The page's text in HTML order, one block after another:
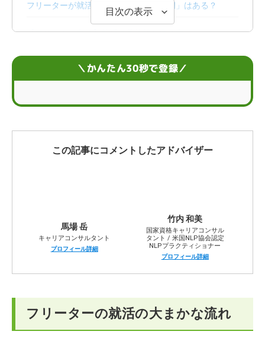
フリーターが就活を始める「最適な時期」はある？
【フリーター向け】就活の具体的な進め方
フリーターが就活で活用できる制度・サービス
フリーターの就活に対する悩みや不安を解決するQ＆A
目次の表示
＼かんたん30秒で登録／
この記事にコメントしたアドバイザー
馬場 岳
キャリアコンサルタント
プロフィール詳細
竹内 和美
国家資格キャリアコンサル
タント / 米国NLP協会認定
NLPプラクティショナー
プロフィール詳細
フリーターの就活の大まかな流れ